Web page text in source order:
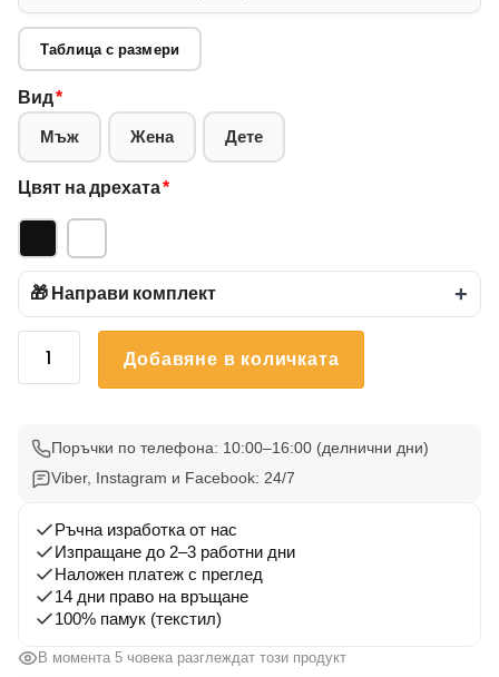
Таблица с размери
Вид*
Мъж Жена Дете
Цвят на дрехата*
🎁 Направи комплект +
количество
щампа
neon
35
Добавяне в количката
Поръчки по телефона: 10:00–16:00 (делнични дни)
Viber, Instagram и Facebook: 24/7
Ръчна изработка от нас
Изпращане до 2–3 работни дни
Наложен платеж с преглед
14 дни право на връщане
100% памук (текстил)
В момента 5 човека разглеждат този продукт